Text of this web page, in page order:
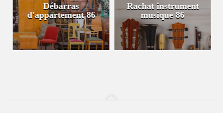
Débarras
d'appartement 86
Rachat instrument
musique 86